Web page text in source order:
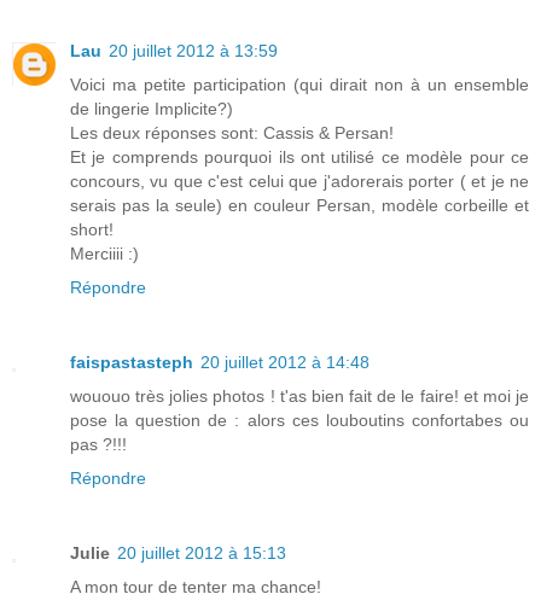
Lau 20 juillet 2012 à 13:59
Voici ma petite participation (qui dirait non à un ensemble
de lingerie Implicite?)
Les deux réponses sont: Cassis & Persan!
Et je comprends pourquoi ils ont utilisé ce modèle pour ce
concours, vu que c'est celui que j'adorerais porter ( et je ne
serais pas la seule) en couleur Persan, modèle corbeille et
short!
Merciiii :)
Répondre
faispastasteph 20 juillet 2012 à 14:48
wououo très jolies photos ! t'as bien fait de le faire! et moi je
pose la question de : alors ces louboutins confortabes ou
pas ?!!!
Répondre
Julie 20 juillet 2012 à 15:13
A mon tour de tenter ma chance!